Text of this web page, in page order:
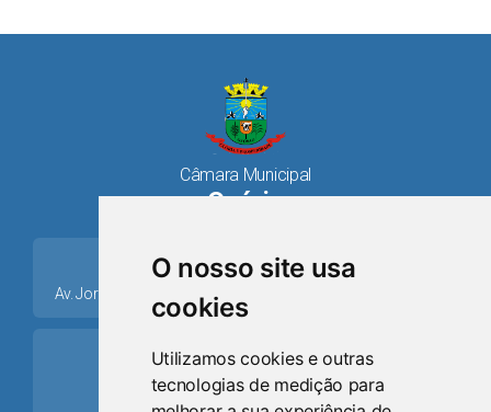
O nosso site usa
cookies
Utilizamos cookies e outras
tecnologias de medição para
Câmara Municipal
Osório
place
Av. Jorge Dariva, 1211, Centro CEP: 95520.000 - Osório/RS
ring_volume
Telefone